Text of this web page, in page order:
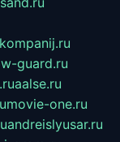
guard.ru
aalse.ru
movie-one.ru
andreislyusar.ru